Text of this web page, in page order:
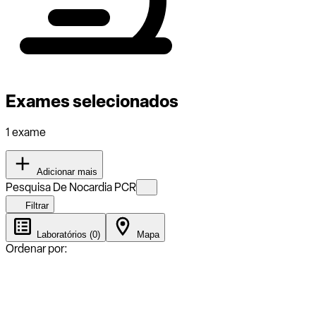
Exames selecionados
1 exame
Adicionar mais
Pesquisa De Nocardia PCR
Filtrar
Laboratórios (0) Mapa
Ordenar por: